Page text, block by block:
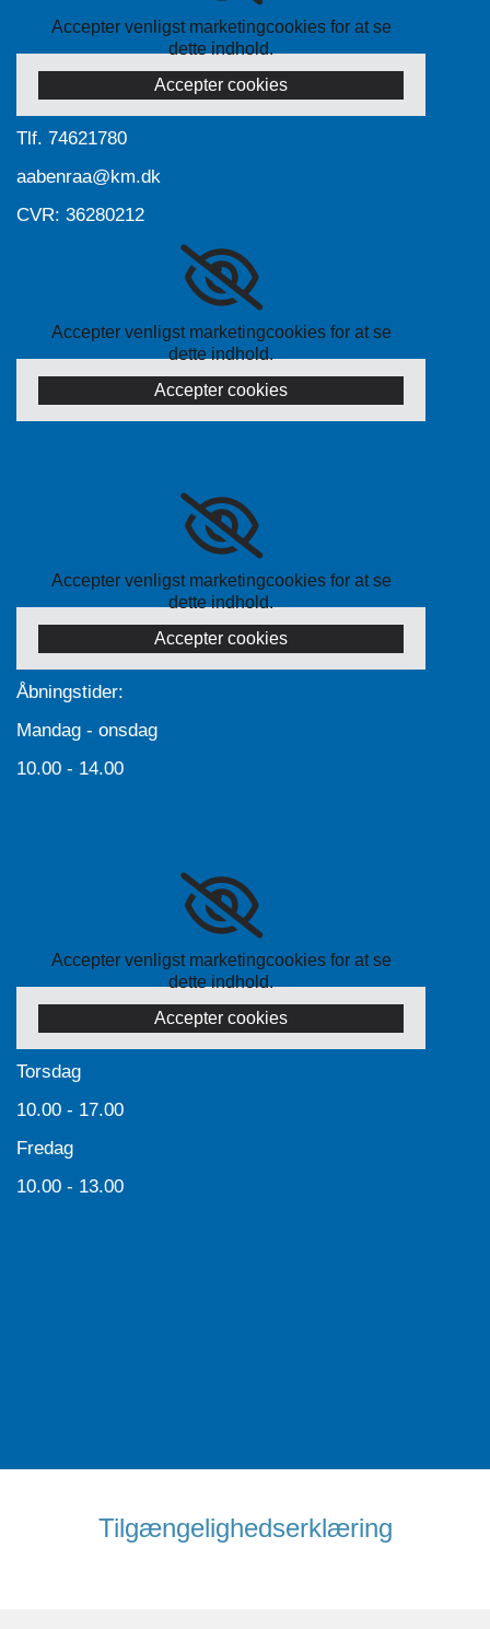
Accepter venligst marketingcookies for at se
dette indhold.
Accepter cookies
Tlf. 74621780
aabenraa@km.dk
CVR: 36280212
Accepter venligst marketingcookies for at se
dette indhold.
Accepter cookies
Accepter venligst marketingcookies for at se
dette indhold.
Accepter cookies
Åbningstider:
Mandag - onsdag
10.00 - 14.00
Accepter venligst marketingcookies for at se
dette indhold.
Accepter cookies
Torsdag
10.00 - 17.00
Fredag
10.00 - 13.00
Tilgængelighedserklæring